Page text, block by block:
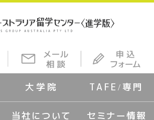
大学院 TAFE/専門
当社について セミナー情報